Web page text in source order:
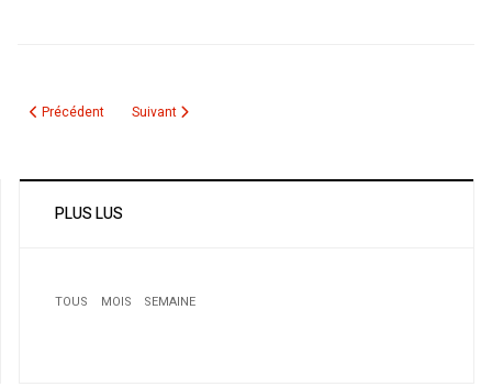
Article précédent : Où en est-on avec BRTV au Canada?
Précédent Article suivant : Le fermier canadien emprisonné au Liban
Suivant
PLUS LUS
TOUS MOIS
SEMAINE